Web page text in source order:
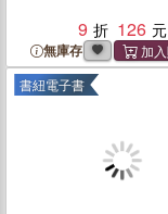
9
126
無庫存
書紐電子書